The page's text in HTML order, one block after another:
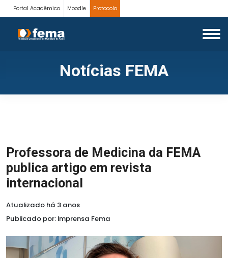
Portal Acadêmico Moodle Protocolo
Notícias FEMA
Professora de Medicina da FEMA
publica artigo em revista
internacional
Atualizado há 3 anos
Publicado por: Imprensa Fema